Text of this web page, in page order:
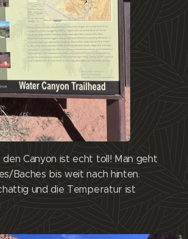
den Canyon ist echt toll! Man geht
Baches bis weit nach hinten.
und die Temperatur ist